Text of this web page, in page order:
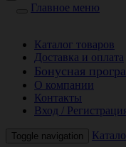
Главное меню
Каталог товаров
Доставка и оплата
Бонусная
О компании
Контакты
Вход /
Toggle navigation